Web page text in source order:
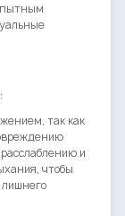
так как
и
чтобы
лишнего